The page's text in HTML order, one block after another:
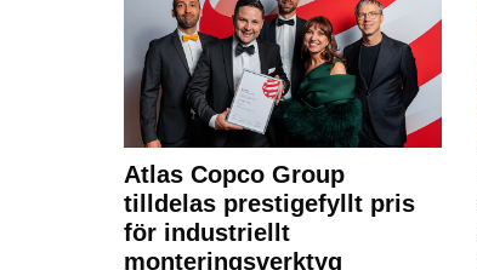
Atlas Copco Group
tilldelas prestigefyllt pris
för industriellt
monteringsverktyg